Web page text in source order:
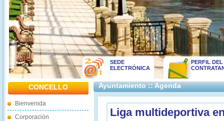
SEDE
ELECTRÓNICA
PERFIL DEL
CONCELLO
Bienvenida
Corporación
Ayuntamiento :: Agenda
Liga multideportiva